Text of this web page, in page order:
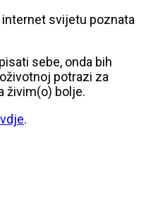
internet svijetu poznata
sebe, onda bih
potrazi za
živim(o) bolje.
.